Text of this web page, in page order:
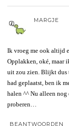
MARGJE
Ik vroeg me ook altijd
Opplakken, oké, maar
uit zou zien. Blijkt dus
had geplaatst, ben ik
halen ^^ Nu alleen
proberen…
BEANTWOORDEN